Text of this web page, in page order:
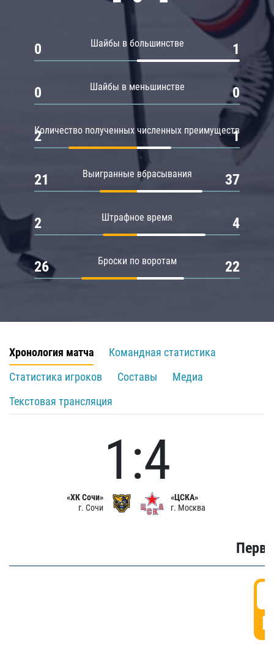
Шайбы в большинстве
0 1
Шайбы в меньшинстве
0 0
Количество полученных численных преимуществ
2 1
Выигранные вбрасывания
21 37
Штрафное время
2 4
Броски по воротам
26 22
Хронология матча
Командная статистика
Статистика игроков
Составы
Медиа
Текстовая трансляция
«ХК Сочи»
г. Сочи
1:4
«ЦСКА»
г. Москва